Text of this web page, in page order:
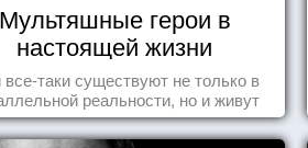
Мультяшные герои в
настоящей жизни
таки существуют не только в
реальности, но и живут
среди нас с вами.